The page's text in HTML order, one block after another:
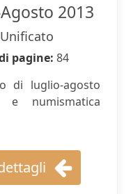
2013
Unificato
pagine: 84
di luglio-agosto
numismatica